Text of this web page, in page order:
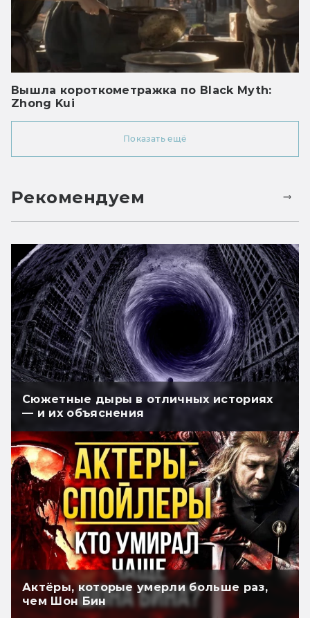
Вышла короткометражка по Black Myth:
Zhong Kui
Показать ещё
Рекомендуем
Сюжетные дыры в отличных историях
— и их объяснения
Актёры, которые умерли больше раз,
чем Шон Бин